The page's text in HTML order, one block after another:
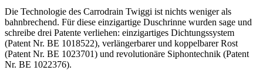
Die Technologie des Carrodrain Twiggi ist nichts weniger als
bahnbrechend. Für diese einzigartige Duschrinne wurden sage und
schreibe drei Patente verliehen: einzigartiges Dichtungssystem
(Patent Nr. BE 1018522), verlängerbarer und koppelbarer Rost
(Patent Nr. BE 1023701) und revolutionäre Siphontechnik (Patent
Nr. BE 1022376).